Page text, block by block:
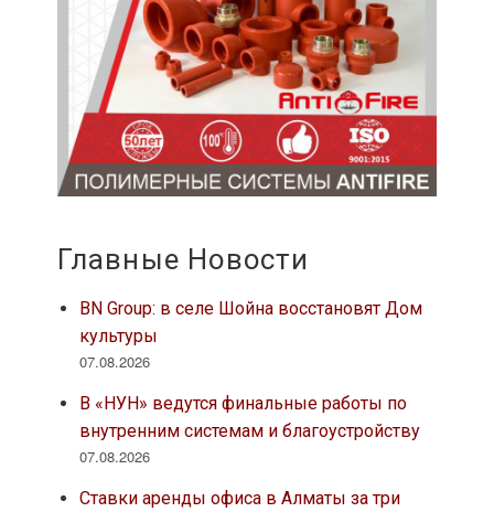
Главные Новости
BN Group: в селе Шойна восстановят Дом
культуры
07.08.2026
В «НУН» ведутся финальные работы по
внутренним системам и благоустройству
07.08.2026
Ставки аренды офиса в Алматы за три